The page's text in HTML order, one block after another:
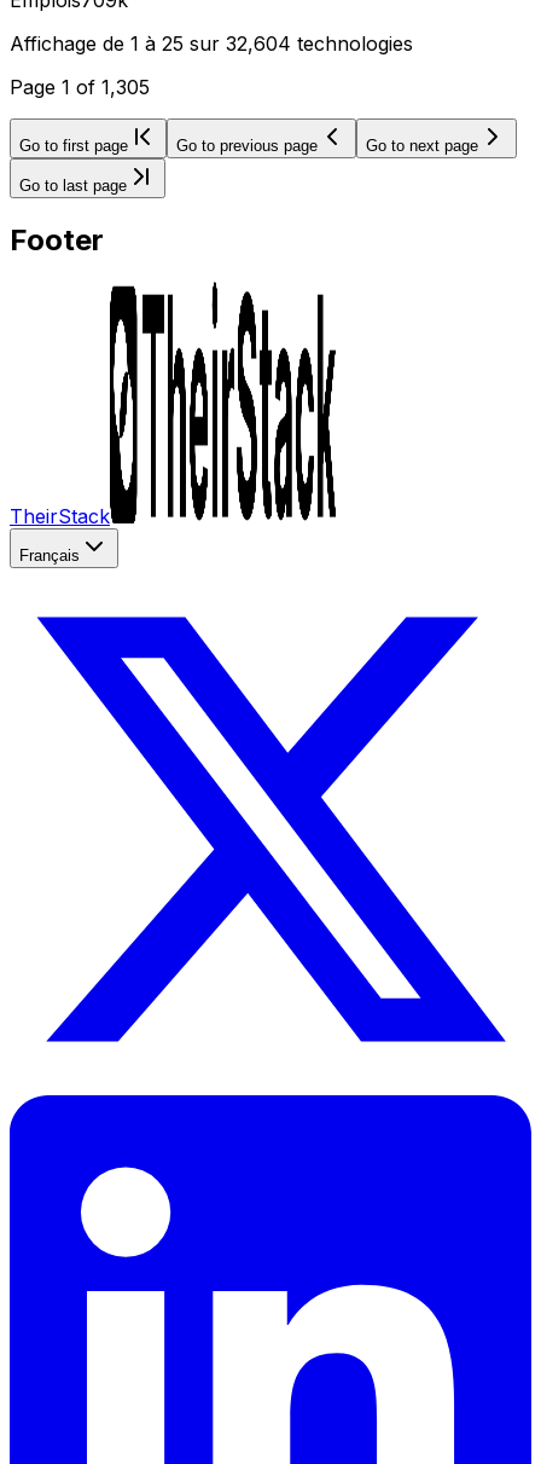
Affichage de 1 à 25 sur 32,604 technologies
Page 1 of 1,305
Go to first page Go to previous page Go to next page
Go to last page
Footer
TheirStack
Français